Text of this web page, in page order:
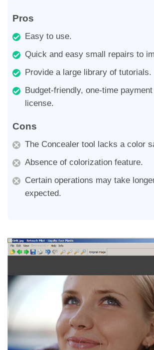
Pros
Easy to use.
Quick and easy small repairs to
Provide a large library of tutorials.
Budget-friendly, one-time
license.
Cons
The Concealer tool lacks a color
Absence of colorization feature.
Certain operations may take
expected.